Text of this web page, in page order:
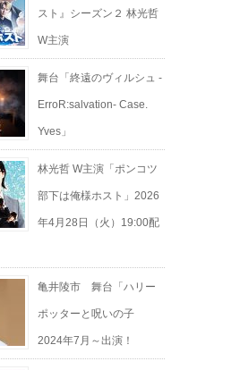
スト』シーズン２ 林光哲
W主演
舞台「終遠のヴィルシュ -
ErroR:salvation- Case.
Yves」
林光哲 W主演「ポンコツ
部下は俺様ホスト」2026
年4月28日（火）19:00配
亀井陵市 舞台「ハリー
ポッターと呪いの子
2024年7月～出演！